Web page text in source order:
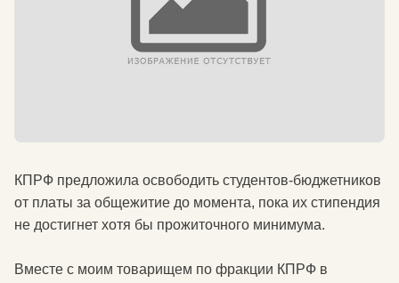
КПРФ предложила освободить студентов-бюджетников
от платы за общежитие до момента, пока их стипендия
не достигнет хотя бы прожиточного минимума.
Вместе с моим товарищем по фракции КПРФ в